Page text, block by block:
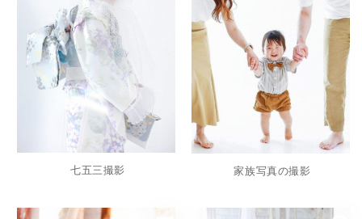
七五三撮影 家族写真の撮影